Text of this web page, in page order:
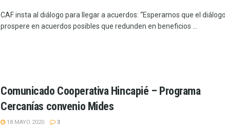
CAF insta al diálogo para llegar a acuerdos: “Esperamos que el diálogo
prospere en acuerdos posibles que redunden en beneficios ...
Comunicado Cooperativa Hincapié – Programa
Cercanías convenio Mides
18 MAYO 2020 3